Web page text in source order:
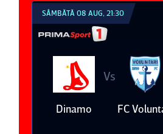
SÂMBĂTĂ 08 AUG, 21:30
Dinamo
Vs
FC